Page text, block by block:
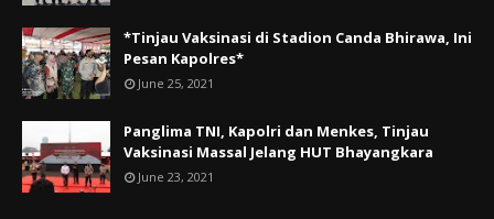
*Tinjau Vaksinasi di Stadion Canda Bhirawa, Ini
Pesan Kapolres*
June 25, 2021
Panglima TNI, Kapolri dan Menkes, Tinjau
Vaksinasi Massal Jelang HUT Bhayangkara
June 23, 2021